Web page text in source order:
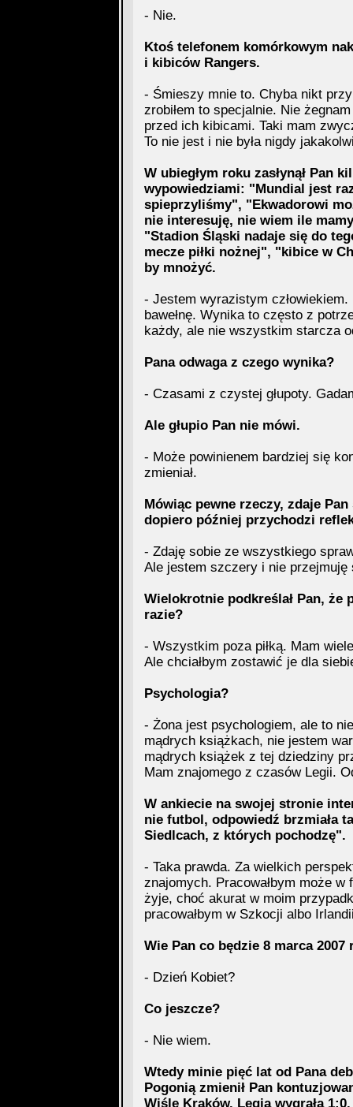
- Nie.
Ktoś telefonem komórkowym
i kibiców Rangers.
- Śmieszy mnie to. Chyba nikt
zrobiłem to specjalnie. Nie
przed ich kibicami. Taki mam
To nie jest i nie była nigdy
W ubiegłym roku zasłynął Pan
wypowiedziami: "Mundial jest
spieprzyliśmy", "Ekwadorowi
nie interesuję, nie wiem ile
"Stadion Śląski nadaje się do
mecze piłki nożnej", "kibice w
by mnożyć.
- Jestem wyrazistym
bawełnę. Wynika to często z
każdy, ale nie wszystkim starcza
Pana odwaga z czego wynika?
- Czasami z czystej głupoty.
Ale głupio Pan nie mówi.
- Może powinienem bardziej się
zmieniał.
Mówiąc pewne rzeczy, zdaje
dopiero później przychodzi
- Zdaję sobie ze wszystkiego
Ale jestem szczery i nie przejmuję
Wielokrotnie podkreślał Pan, że
razie?
- Wszystkim poza piłką. Mam
Ale chciałbym zostawić je dla
Psychologia?
- Żona jest psychologiem, ale to
mądrych książkach, nie jestem
mądrych książek z tej dziedziny
Mam znajomego z czasów Legii.
W ankiecie na swojej stronie
nie futbol, odpowiedź brzmiała
Siedlcach, z których pochodzę".
- Taka prawda. Za wielkich
znajomych. Pracowałbym może w
żyje, choć akurat w moim
pracowałbym w Szkocji albo
Wie Pan co będzie 8 marca 2007
- Dzień Kobiet?
Co jeszcze?
- Nie wiem.
Wtedy minie pięć lat od Pana
Pogonią zmienił Pan
Wiśle Kraków. Legia wygrała 1:0.